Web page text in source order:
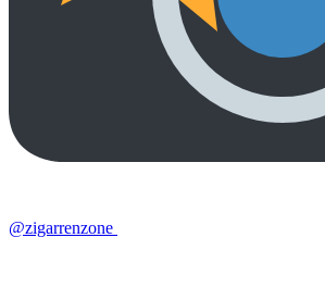
@zigarrenzone